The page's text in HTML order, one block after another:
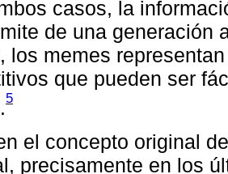
casos, la
de una generación
los memes
que pueden ser
5
el concepto original
precisamente en los